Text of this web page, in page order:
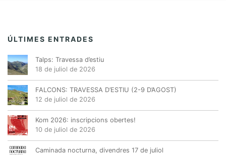
ÚLTIMES ENTRADES
Talps: Travessa d’estiu
18 de juliol de 2026
FALCONS: TRAVESSA D’ESTIU (2-9 D’AGOST)
12 de juliol de 2026
Kom 2026: inscripcions obertes!
10 de juliol de 2026
Caminada nocturna, divendres 17 de juliol